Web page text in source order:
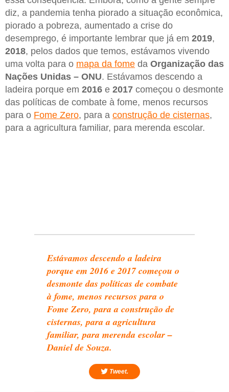
diz, a pandemia tenha piorado a situação econômica,
piorado a pobreza, aumentado a crise do
desemprego, é importante lembrar que já em 2019,
2018, pelos dados que temos, estávamos vivendo
uma volta para o mapa da fome da Organização das
Nações Unidas – ONU. Estávamos descendo a
ladeira porque em 2016 e 2017 começou o desmonte
das políticas de combate à fome, menos recursos
para o Fome Zero, para a construção de cisternas,
para a agricultura familiar, para merenda escolar.
Estávamos descendo a ladeira
porque em 2016 e 2017 começou o
desmonte das políticas de combate
à fome, menos recursos para o
Fome Zero, para a construção de
cisternas, para a agricultura
familiar, para merenda escolar –
Daniel de Souza.
Tweet.